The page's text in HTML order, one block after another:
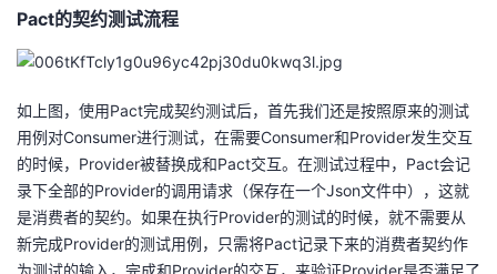
Pact的契约测试流程
如上图，使用Pact完成契约测试后，首先我们还是按照原来的测试
用例对Consumer进行测试，在需要Consumer和Provider发生交互
的时候，Provider被替换成和Pact交互。在测试过程中，Pact会记
录下全部的Provider的调用请求（保存在一个Json文件中），这就
是消费者的契约。如果在执行Provider的测试的时候，就不需要从
新完成Provider的测试用例，只需将Pact记录下来的消费者契约作
为测试的输入，完成和Provider的交互，来验证Provider是否满足了